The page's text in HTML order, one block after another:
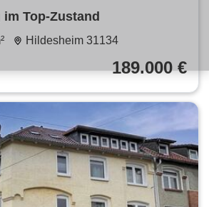
Top-Zustand
Hildesheim 31134
189.000 €